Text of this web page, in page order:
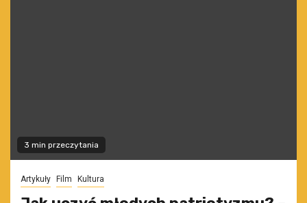
3 min przeczytania
Artykuły Film Kultura